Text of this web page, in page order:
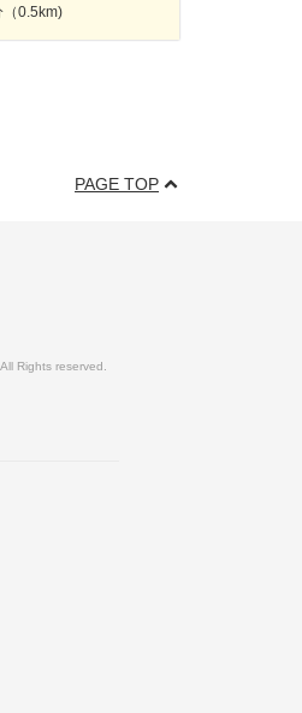
（0.5km)
PAGE TOP
Rights reserved.